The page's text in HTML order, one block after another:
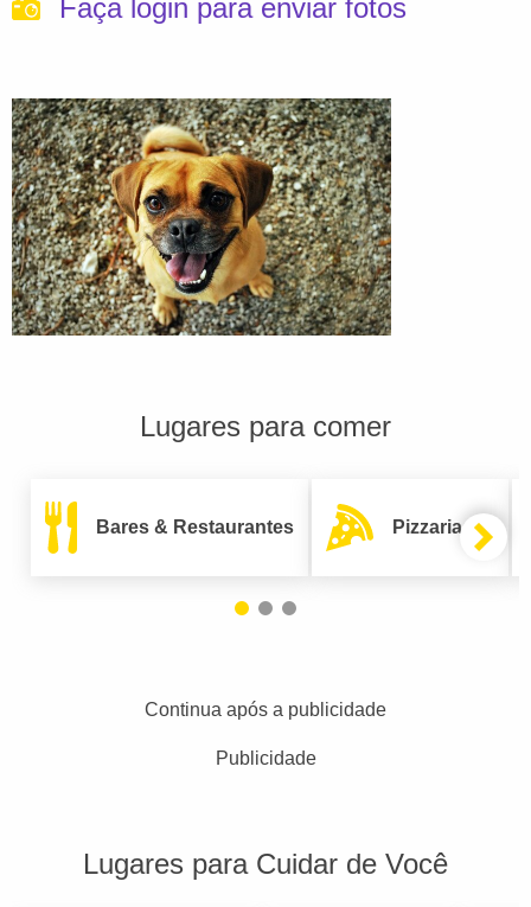
Faça login para enviar fotos
Lugares para comer
Bares & Restaurantes Pizzarias
Continua após a publicidade
Publicidade
Lugares para Cuidar de Você